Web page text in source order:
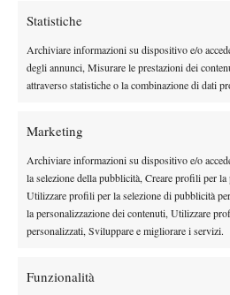
Statistiche
Archiviare informazioni su dispositivo e/o
degli annunci, Misurare le prestazioni dei
attraverso statistiche o la combinazione di dati
Marketing
Archiviare informazioni su dispositivo e/o
la selezione della pubblicità, Creare profili per la
Utilizzare profili per la selezione di pubblicità
la personalizzazione dei contenuti, Utilizzare
personalizzati, Sviluppare e migliorare i servizi.
Funzionalità
Paolini salta il WTA
difenderà la finale
Atp News